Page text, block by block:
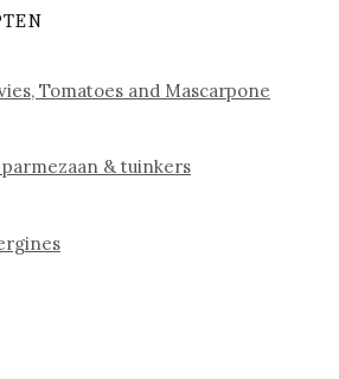
Tomatoes and Mascarpone
& tuin­kers